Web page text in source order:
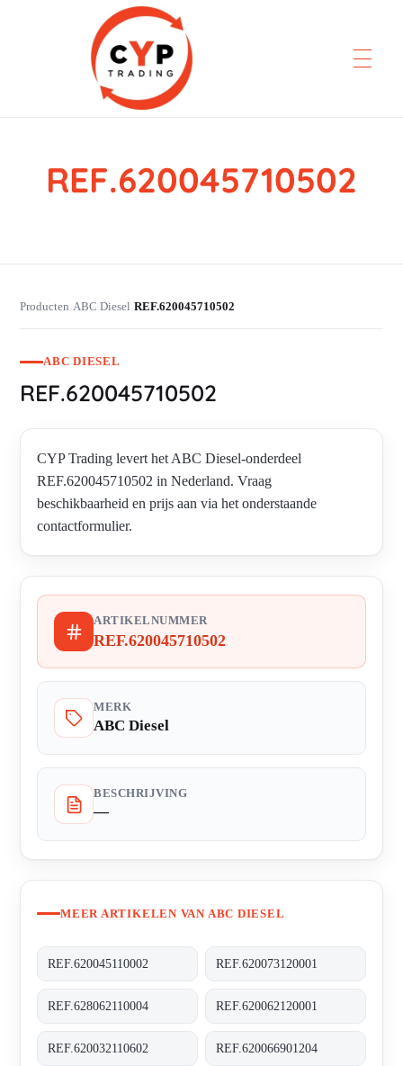
CYP Trading
Professionelle Ersatzteilbeschaffung
REF.620045710502
Producten›ABC Diesel›REF.620045710502
ABC DIESEL
REF.620045710502
CYP Trading levert het ABC Diesel-onderdeel
REF.620045710502 in Nederland. Vraag
beschikbaarheid en prijs aan via het onderstaande
contactformulier.
ARTIKELNUMMER
REF.620045710502
MERK
ABC Diesel
BESCHRIJVING
—
MEER ARTIKELEN VAN ABC DIESEL
REF.620045110002 REF.620073120001
REF.628062110004 REF.620062120001
REF.620032110602 REF.620066901204